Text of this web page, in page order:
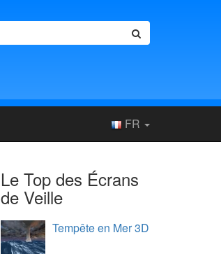
FR
Le Top des Écrans
de Veille
Tempête en Mer 3D